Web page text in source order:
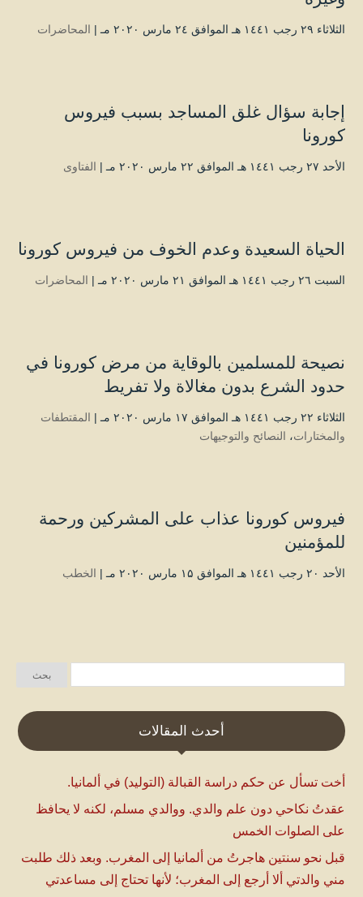
الثلاثاء ۲۹ رجب ۱٤٤۱ هـ الموافق ۲٤ مارس ۲۰۲۰ مـ | المحاضرات
إجابة سؤال غلق المساجد بسبب فيروس
كورونا
الأحد ۲۷ رجب ۱٤٤۱ هـ الموافق ۲۲ مارس ۲۰۲۰ مـ | الفتاوى
الحياة السعيدة وعدم الخوف من فيروس كورونا
السبت ۲٦ رجب ۱٤٤۱ هـ الموافق ۲۱ مارس ۲۰۲۰ مـ | المحاضرات
نصيحة للمسلمين بالوقاية من مرض كورونا في
حدود الشرع بدون مغالاة ولا تفريط
الثلاثاء ۲۲ رجب ۱٤٤۱ هـ الموافق ۱۷ مارس ۲۰۲۰ مـ |
المقتطفات
والمختارات، النصائح والتوجيهات
فيروس كورونا عذاب على المشركين ورحمة
للمؤمنين
الأحد ۲۰ رجب ۱٤٤۱ هـ الموافق ۱۵ مارس ۲۰۲۰ مـ | الخطب
أحدث المقالات
أخت تسأل عن حكم دراسة القبالة (التوليد) في ألمانيا.
عقدتُ نكاحي دون علم والدي. ووالدي مسلم، لكنه لا يحافظ
على الصلوات الخمس
قبل نحو سنتين هاجرتُ من ألمانيا إلى المغرب. وبعد ذلك طلبت
مني والدتي ألا أرجع إلى المغرب؛ لأنها تحتاج إلى مساعدتي